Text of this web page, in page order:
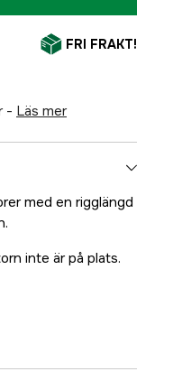
FRI FRAKT!
- läs mer
med en rigglängd
inte är på plats.